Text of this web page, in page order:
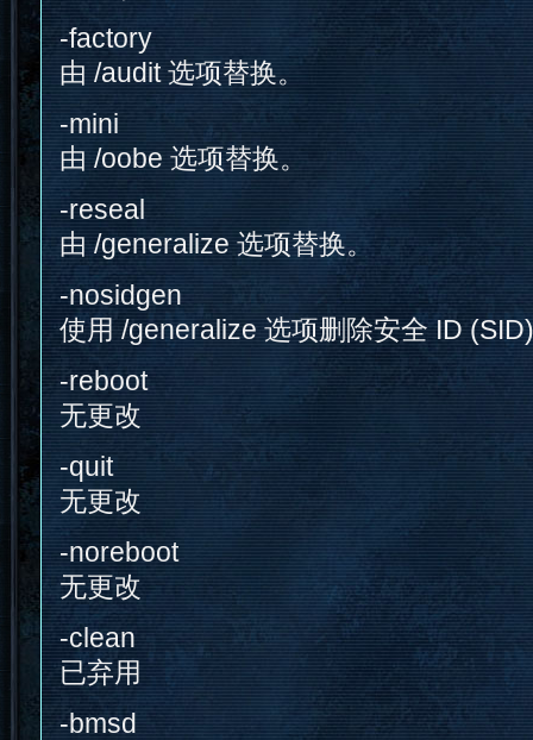
-factory
由 /audit 选项替换。
-mini
由 /oobe 选项替换。
-reseal
由 /generalize 选项替换。
-nosidgen
使用 /generalize 选项删除安全 ID
-reboot
无更改
-quit
无更改
-noreboot
无更改
-clean
已弃用
-bmsd